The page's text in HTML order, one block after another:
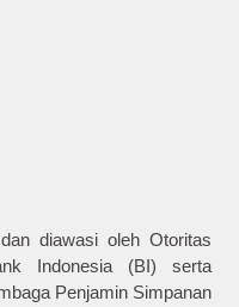
diawasi oleh Otoritas
Indonesia (BI) serta
Penjamin Simpanan